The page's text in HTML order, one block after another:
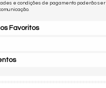
e condições de pagamento poderão ser
Favoritos